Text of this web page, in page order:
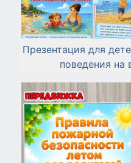
Презентация для
поведения на